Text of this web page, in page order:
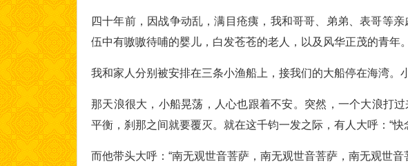
四十年前，因战争动乱，满目疮痍，我和哥哥、弟弟、表哥等
伍中有嗷嗷待哺的婴儿，白发苍苍的老人，以及风华正茂的青年。
我和家人分别被安排在三条小渔船上，接我们的大船停在海湾。
那天浪很大，小船晃荡，人心也跟着不安。突然，一个大浪打
平衡，刹那之间就要覆灭。就在这千钧一发之际，有人大呼：“快
而他带头大呼：“南无观世音菩萨，南无观世音菩萨，南无观世